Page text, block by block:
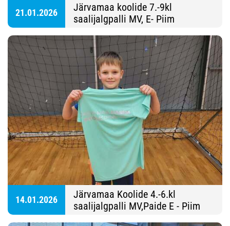
21.01.2026
Järvamaa koolide 7.-9kl
saalijalgpalli MV, E- Piim
14.01.2026
Järvamaa Koolide 4.-6.kl
saalijalgpalli MV,Paide E - Piim